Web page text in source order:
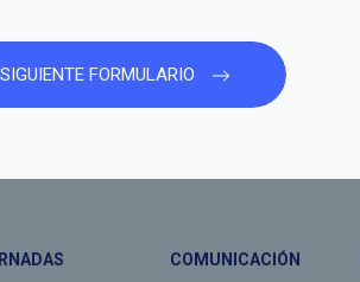
FORMULARIO
COMUNICACIÓN